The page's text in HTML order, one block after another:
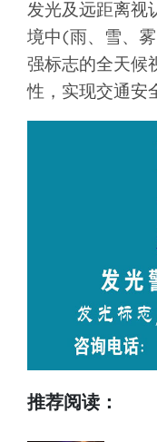
发光及远距离视
境中(雨、雪、
强标志的全天候
性，实现交通安
推荐阅读：